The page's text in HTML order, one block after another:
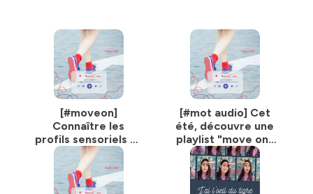
Facebook
Crédits musique : Wanderer (Take 2) by Admiral Bob (c)
copyright 2020 Licensed under a Creative Commons
Attribution (3.0) license.
SackJo22
Hébergé par Ausha. Visitez
ausha.co/politique-de-
confidentialite pour plus d'informations.
[#moveon]
Connaître les
profils sensoriels et
les théories
d'apprentissage : un
indispensable pour
[#mot audio] Cet
été, découvre une
playlist "move on"
pour bouger les
lignes et réinventer
les musées